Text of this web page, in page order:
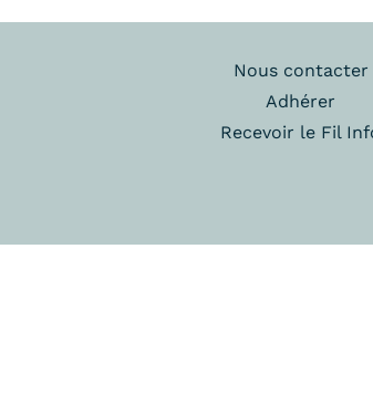
Nous contacter
Adhérer
Recevoir le Fil